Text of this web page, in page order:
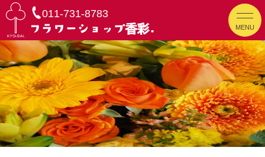
011-731-8783
MENU